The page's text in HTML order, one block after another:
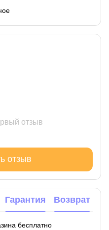
отзыв
отзыв
Гарантия Возврат
бесплатно